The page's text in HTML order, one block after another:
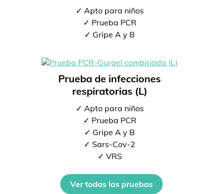
✓ Apto para niños
✓ Prueba PCR
✓ Gripe A y B
Prueba de infecciones
respiratorias (L)
✓ Apto para niños
✓ Prueba PCR
✓ Gripe A y B
✓ Sars-Cov-2
✓ VRS
Ver todas las pruebas